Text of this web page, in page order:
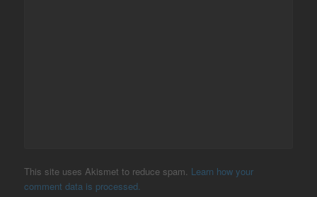
This site uses Akismet to reduce spam. Learn how your
comment data is processed.